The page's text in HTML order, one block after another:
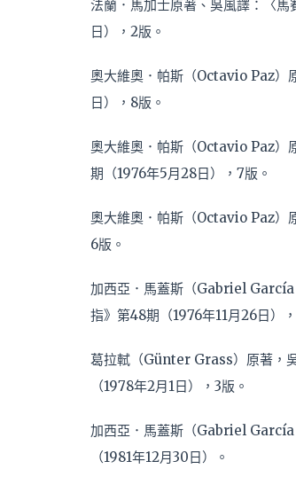
法蘭．馬加士原著、吳風譯：〈
日），2版。
奧大維奧．帕斯（Octavio Paz）
日），8版。
奧大維奧．帕斯（Octavio Paz）
期（1976年5月28日），7版。
奧大維奧．帕斯（Octavio Paz）
6版。
加西亞．馬蓋斯（Gabriel
指》第48期（1976年11月26日）
葛拉軾（Günter Grass）原著，
（1978年2月1日），3版。
加西亞．馬蓋斯（Gabriel García
（1981年12月30日）。